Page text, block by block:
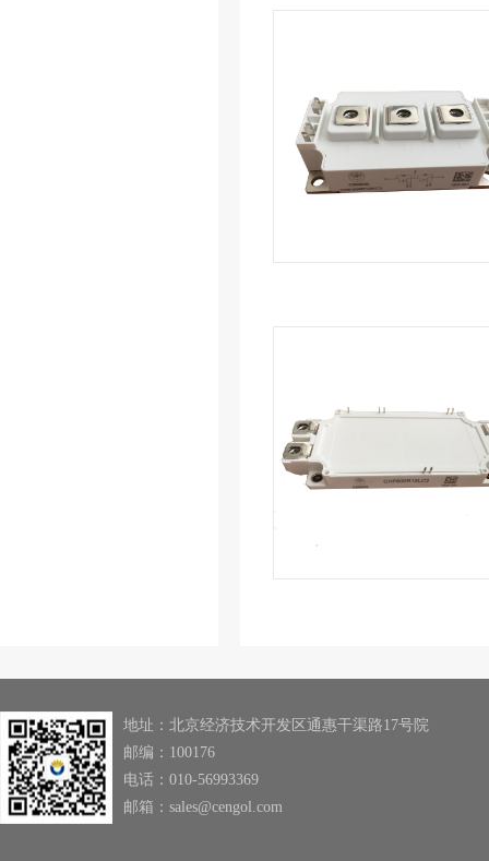
地址：北京经济技术开发区通惠干渠路17号院
邮编：100176
电话：010-56993369
邮箱：sales@cengol.com